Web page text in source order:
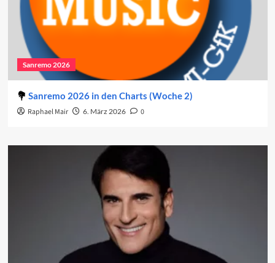
Sanremo 2026
Sanremo 2026 in den Charts (Woche 2)
Raphael Mair 6. März 2026 0